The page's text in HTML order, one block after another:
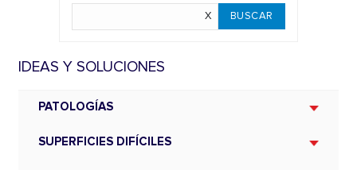
IDEAS Y SOLUCIONES
PATOLOGÍAS
SUPERFICIES DIFÍCILES